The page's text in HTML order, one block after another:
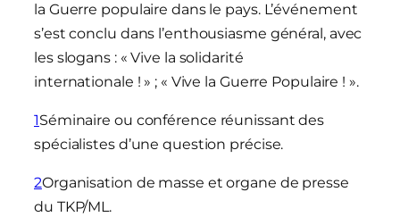
la Guerre populaire dans le pays. L’événement
s’est conclu dans l’enthousiasme général, avec
les slogans : « Vive la solidarité
internationale ! » ; « Vive la Guerre Populaire ! ».
1Séminaire ou conférence réunissant des
spécialistes d’une question précise.
2Organisation de masse et organe de presse
du TKP/ML.